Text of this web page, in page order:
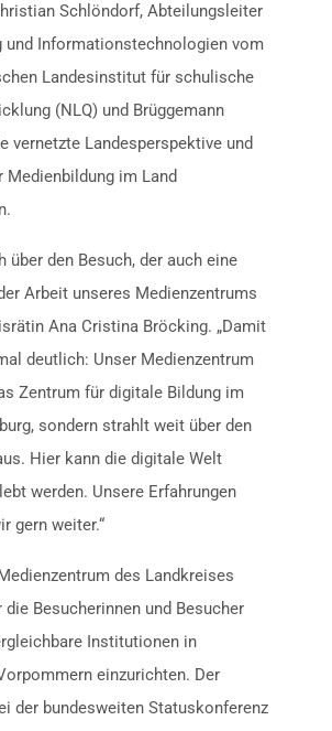
Schlöndorf, Abteilungsleiter
und Informationstechnologien vom
Landesinstitut für schulische
(NLQ) und Brüggemann
vernetzte Landesperspektive und
Medienbildung im Land
über den Besuch, der auch eine
Arbeit unseres Medienzentrums
Ana Cristina Bröcking. „Damit
deutlich: Unser Medienzentrum
Zentrum für digitale Bildung im
sondern strahlt weit über den
Hier kann die digitale Welt
werden. Unsere Erfahrungen
gern weiter.“
des Landkreises
die Besucherinnen und Besucher
Institutionen in
einzurichten. Der
der bundesweiten Statuskonferenz